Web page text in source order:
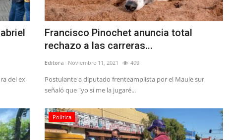
del ex
Francisco Pinochet anuncia total
rechazo a las carreras...
Editora Noviembre 11, 2021 409
Postulante a diputado frenteamplista por el Maule sur
señaló que "yo sí me la jugaré...
Política